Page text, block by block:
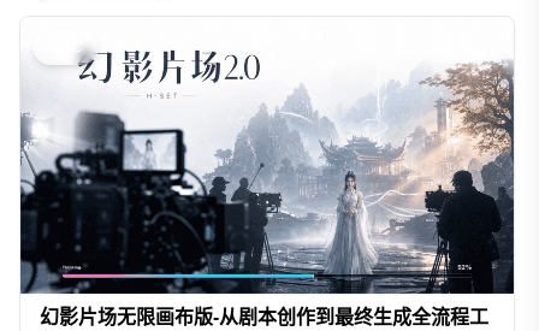
AIGC
幻影片场无限画布版-从剧本创作到最终生成全流程工